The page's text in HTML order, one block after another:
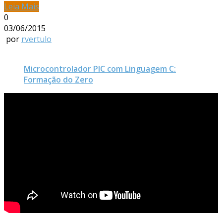
Leia Mais
0
03/06/2015
por rvertulo
Microcontrolador PIC com Linguagem C:
Formação do Zero